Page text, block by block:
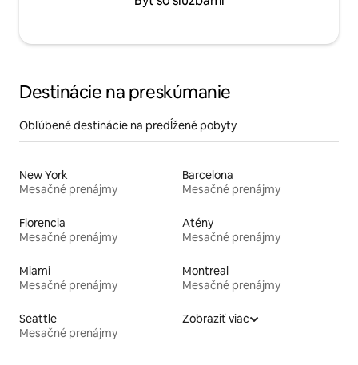
Destinácie na preskúmanie
Obľúbené destinácie na predĺžené pobyty
New York
Mesačné prenájmy
Barcelona
Mesačné prenájmy
Florencia
Mesačné prenájmy
Atény
Mesačné prenájmy
Miami
Mesačné prenájmy
Montreal
Mesačné prenájmy
Seattle
Mesačné prenájmy
Zobraziť viac